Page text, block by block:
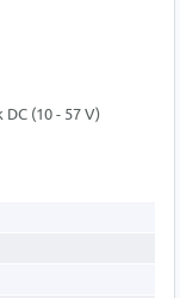
(10 - 57 V)